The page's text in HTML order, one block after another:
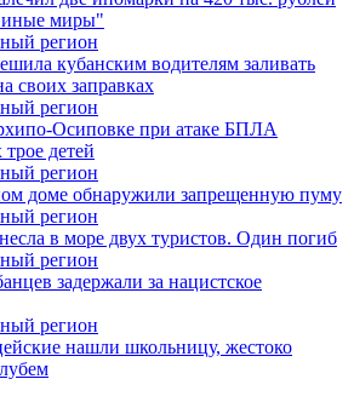
иные миры"
регион
кубанским водителям заливать
своих заправках
регион
Осиповке при атаке БПЛА
детей
регион
доме обнаружили запрещенную пуму
регион
в море двух туристов. Один погиб
регион
задержали за нацистское
регион
нашли школьницу, жестоко